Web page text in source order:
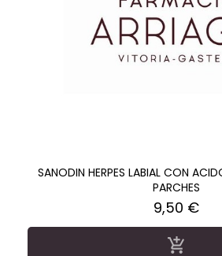
SANODIN HERPES LABIAL CON
PARCHES
Precio
9,50 €
